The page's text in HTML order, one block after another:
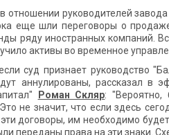
отношении руководителей
еще шли переговоры о
ряду иностранных компаний.
активы во временное
суд признает руководство
аннулированы, рассказал в
Роман Скляр: "Вероятно,
не значит, что если здесь
договоры, им необходимо
переданы права на эти знаки.